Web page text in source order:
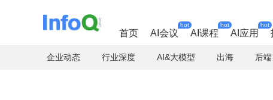
首页 AI会议
hot
AI课程
hot
AI应用
hot
企业动态 行业深度 AI&大模型 出海 后端